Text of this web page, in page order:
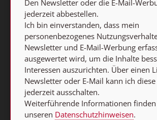
Datenschutzhinweisen.
E-MAIL
Den Newsletter oder die E-Mail-
jederzeit abbestellen.
Ich bin einverstanden, dass mein
personenbezogenes
Newsletter und E-Mail-Werbung
ausgewertet wird, um die Inhalte
Interessen auszurichten. Über einen
Newsletter oder E-Mail kann ich
jederzeit ausschalten.
Weiterführende Informationen finden
unseren Datenschutzhinweisen.